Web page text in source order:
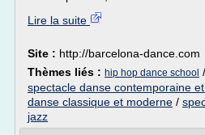
Lire la suite
Site : http://barcelona-dance.com
Thèmes liés : hip hop dance school /
spectacle danse contemporaine
danse classique et moderne /
jazz